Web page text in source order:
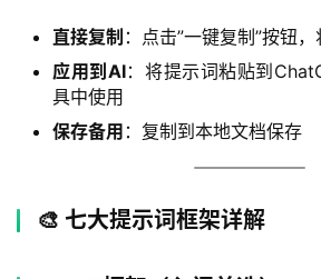
直接复制 ：点击”一键复制”按钮
应用到AI：将提示词粘贴到
具中使用
保存备用 ：复制到本地文档保存
🎨 七大提示词框架详解